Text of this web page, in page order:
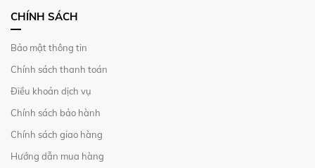
CHÍNH SÁCH
Bảo mật thông tin
Chính sách thanh toán
Điều khoản dịch vụ
Chính sách bảo hành
Chính sách giao hàng
Hướng dẫn mua hàng